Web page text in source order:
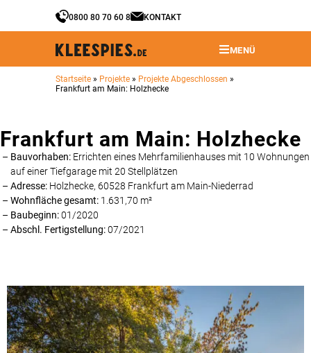
0800 80 70 60 8 KONTAKT
MENÜ
Startseite » Projekte » Projekte Abgeschlossen »
Frankfurt am Main: Holzhecke
Frankfurt am Main: Holzhecke
Bauvorhaben: Errichten eines Mehrfamilienhauses mit 10 Wohnungen
auf einer Tiefgarage mit 20 Stellplätzen
Adresse: Holzhecke, 60528 Frankfurt am Main-Niederrad
Wohnfläche gesamt: 1.631,70 m²
Baubeginn:01/2020
Abschl. Fertigstellung:07/2021